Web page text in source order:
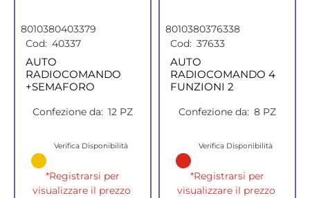
8010380403379
Cod: 40337
AUTO
RADIOCOMANDO
+SEMAFORO
Confezione da: 12 PZ
Verifica Disponibilità
*Registrarsi per
visualizzare il prezzo
8010380376338
Cod: 37633
AUTO
RADIOCOMANDO 4
FUNZIONI 2
Confezione da: 8 PZ
Verifica Disponibilità
*Registrarsi per
visualizzare il prezzo